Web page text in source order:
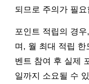
되므로 주의가 필요
포인트 적립의 경
며, 월 최대 적립 한
벤트 참여 후 실제
일까지 소요될 수